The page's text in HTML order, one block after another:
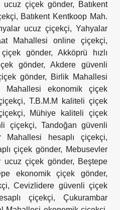
ucuz çiçek gönder,
Batıkent
, Batıkent Kentkoop Mah.
ucuz çiçekçi,Yahyalar
Mahallesi online çiçekçi,
gönder, Akköprü hızlı
gönder, Akdere güvenli
gönder,
Birlik Mahallesi
Mahallesi ekonomik çiçek
, T.B.M.M kaliteli çiçek
, Mühiye kaliteli çiçek
çiçekçi, Tandoğan güvenli
Mahallesi hesaplı çiçekçi,
çiçek gönder, Mebusevler
ucuz çiçek gönder, Beştepe
ekonomik çiçek gönder,
,Cevizlidere güvenli çiçek
çiçekçi, Çukurambar